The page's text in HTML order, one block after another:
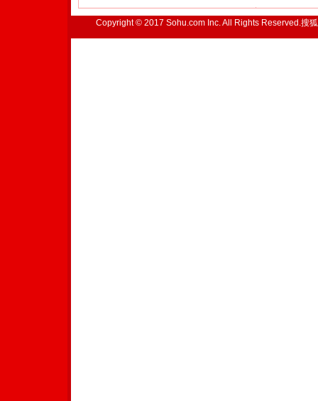
Copyright © 2017 Sohu.com Inc. All Rights Reserved.搜